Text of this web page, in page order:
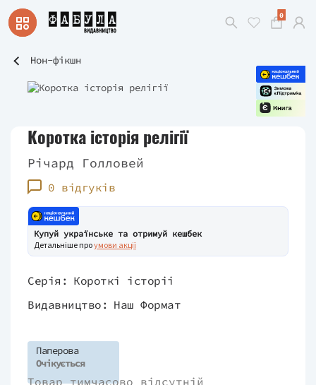
0
Нон-фікшн
Коротка історія релігії
Річард Голловей
0 відгуків
Купуй українське та отримуй кешбек
Детальніше проумови акції
Серія: Короткі історіі
Видавництво: Наш Формат
Паперова
Очікується
Товар тимчасово відсутній